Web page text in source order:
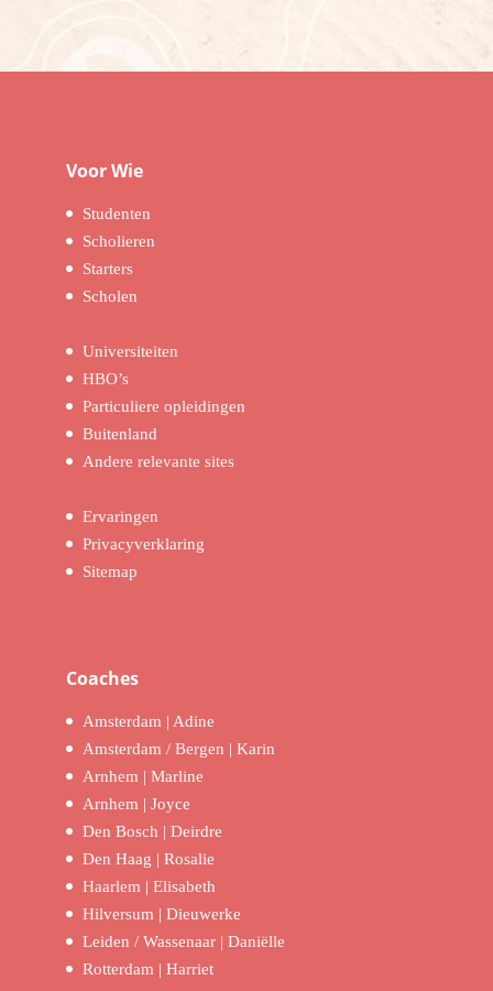
Voor Wie
Studenten
Scholieren
Starters
Scholen
Universiteiten
HBO’s
Particuliere opleidingen
Buitenland
Andere relevante sites
Ervaringen
Privacyverklaring
Sitemap
Coaches
Amsterdam | Adine
Amsterdam / Bergen | Karin
Arnhem | Marline
Arnhem | Joyce
Den Bosch | Deirdre
Den Haag | Rosalie
Haarlem | Elisabeth
Hilversum | Dieuwerke
Leiden / Wassenaar | Daniëlle
Rotterdam | Harriet